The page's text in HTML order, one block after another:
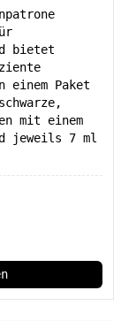
bietet
Paket
mit einem
jeweils 7 ml